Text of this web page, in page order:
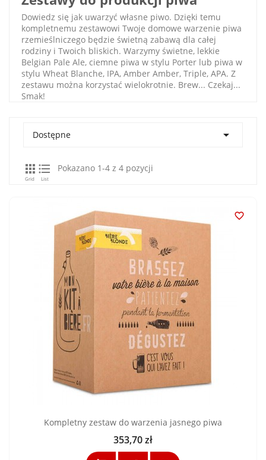
Dowiedz się jak uwarzyć własne piwo. Dzięki temu
kompletnemu zestawowi Twoje domowe warzenie piwa
rzemieślniczego będzie świetną zabawą dla całej
rodziny i Twoich bliskich. Warzymy świetne, lekkie
Belgian Pale Ale, ciemne piwa w stylu Porter lub piwa w
stylu Wheat Blanche, IPA, Amber Amber, Triple, APA. Z
zestawu można korzystać wielokrotnie. Brew... Czekaj...
Smak!
Dostępne 

Grid

List
Pokazano 1-4 z 4 pozycji

Kompletny zestaw do warzenia jasnego piwa
Cena
353,70 zł